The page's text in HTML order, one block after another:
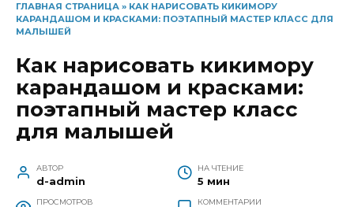
ГЛАВНАЯ СТРАНИЦА » КАК НАРИСОВАТЬ КИКИМОРУ
КАРАНДАШОМ И КРАСКАМИ: ПОЭТАПНЫЙ МАСТЕР КЛАСС ДЛЯ
МАЛЫШЕЙ
Как нарисовать кикимору
карандашом и красками:
поэтапный мастер класс
для малышей
АВТОР
d-admin
НА ЧТЕНИЕ
5 мин
ПРОСМОТРОВ КОММЕНТАРИИ